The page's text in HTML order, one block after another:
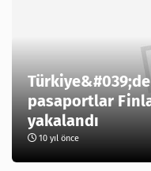
pasaportlar
yakalandı
10 yıl önce